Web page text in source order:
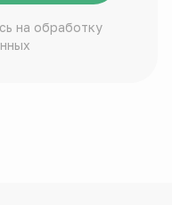
на обработку